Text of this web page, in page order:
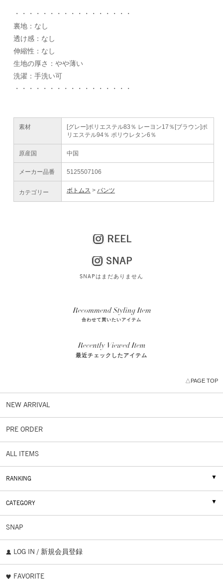
・・・・・・・・・・・・・・・・・
裏地：なし
透け感：なし
伸縮性：なし
生地の厚さ：やや薄い
洗濯：手洗い可
・・・・・・・・・・・・・・・・・
素材
[グレー]ポリエステル83％ レーヨン17％[ブラウン]ポ
リエステル94％ ポリウレタン6％
原産国 中国
メーカー品番 5125507106
カテゴリー ボトムス パンツ
REEL
SNAP
SNAPはまだありません
合わせて買いたいアイテム
最近チェックしたアイテム
△PAGE TOP
NEW ARRIVAL
PRE ORDER
ALL ITEMS
RANKING
CATEGORY
SNAP
LOG IN / 新規会員登録
FAVORITE